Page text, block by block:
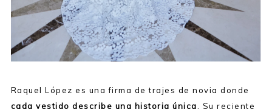
Raquel López es una firma de trajes de novia donde
cada vestido describe una historia única. Su reciente